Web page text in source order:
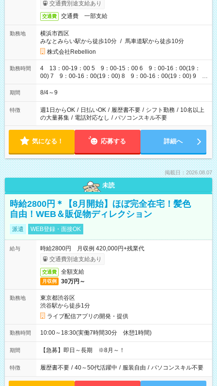
交通費別途支給あり
交通費 交通費 一部支給
勤務地
横浜市西区
みなとみらい駅から徒歩10分 / 馬車道駅から徒歩10分
株式会社Rebellion
勤務時間
4 13：00-19：00 5 9：00-15：00 6 9：00-16：00(19：
00) 7 9：00-16：00(19：00) 8 9：00-16：00(19：00) 9
9：00-16：00(19：00)
期間 8/4～9
特徴 週1日からOK / 日払いOK / 履歴書不要 / シフト勤務 / 10名以上
の大量募集 / 電話対応なし / パソコンスキル不要
気になる！ 応募する 詳細へ
掲載日：2026.08.07
未読
時給2800円＊【8月開始】ほぼ完全在宅！髪色
自由！WEB＆販促物ディレクション
派遣 WEB登録・面接OK
給与
時給2800円 月収例 420,000円+残業代
交通費別途支給あり
交通費 全額支給
月収例 30万円～
勤務地
東京都渋谷区
渋谷駅から徒歩1分
ライブ配信アプリの開発・提供
勤務時間 10:00～18:30(実働7時間30分 休憩1時間)
期間 【急募】即日～長期 ※8月～！
特徴 履歴書不要 / 40～50代活躍中 / 服装自由 / パソコンスキル不要